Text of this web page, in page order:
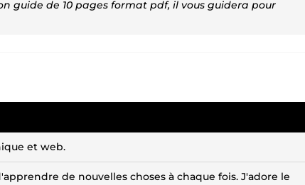
guide de 10 pages format pdf, il vous guidera pour
et web.
de nouvelles choses à chaque fois. J'adore le